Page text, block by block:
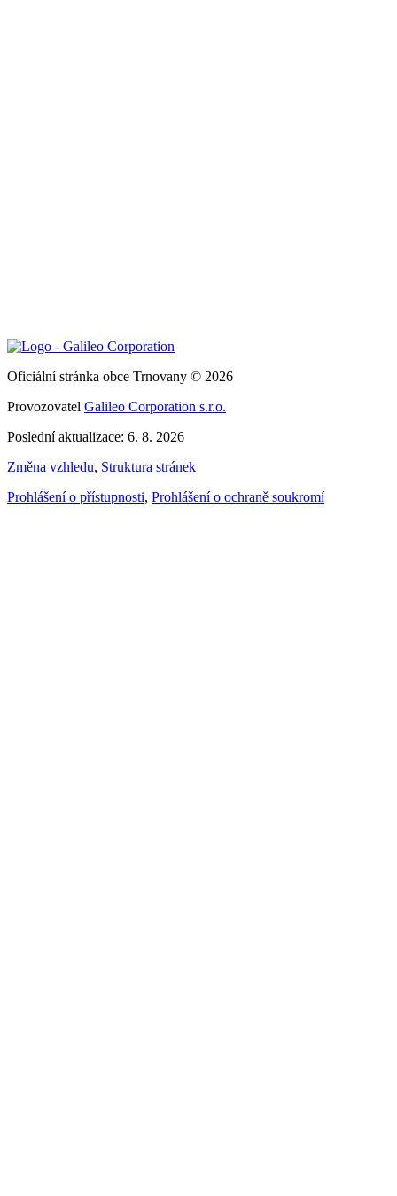
Oficiální stránka obce Trnovany © 2026
Provozovatel Galileo Corporation s.r.o.
Poslední aktualizace: 6. 8. 2026
Změna vzhledu, Struktura stránek
Prohlášení o přístupnosti, Prohlášení o ochraně soukromí